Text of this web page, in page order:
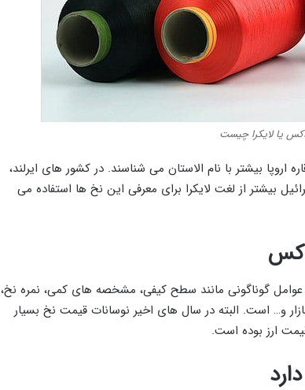
یا لایکرا چیست
اروپا بیشتر با نام الاستان می شناسند. در کشور های ایرلند،
بیشتر از لغت لایکرا برای معرفی این نخ ها استفاده می
گوناگونی مانند سطح کیفی، مشخصه های کمی، نمره نخ،
و… است. البته در سال های اخیر نوسانات قیمت نخ بسیار
ارز بوده است.